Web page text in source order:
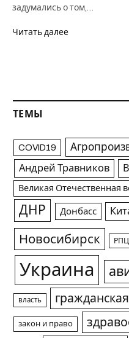
задумались о том,…
Читать далее
ТЕМЫ
COVID19
Андрей Травников
Великая Отечественная
ДНР Донбасс
Новосибирск РПЦ
Украина
власть
закон и право